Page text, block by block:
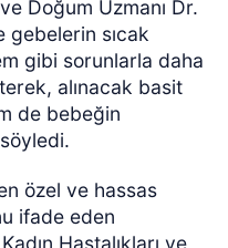
Doğum Uzmanı Dr.
gebelerin sıcak
gibi sorunlarla daha
alınacak basit
de bebeğin
özel ve hassas
ifade eden
Hastalıkları ve